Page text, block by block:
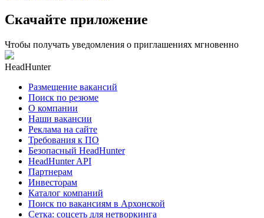
Скачайте приложение
Чтобы получать уведомления о приглашениях мгновенно
HeadHunter
Размещение вакансий
Поиск по резюме
О компании
Наши вакансии
Реклама на сайте
Требования к ПО
Безопасный HeadHunter
HeadHunter API
Партнерам
Инвесторам
Каталог компаний
Поиск по вакансиям в Архонской
Сетка: соцсеть для нетворкинга